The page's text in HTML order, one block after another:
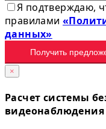
Я подтверждаю,
правилами
данных»
Получить
×
Расчет системы
видеонаблюдения